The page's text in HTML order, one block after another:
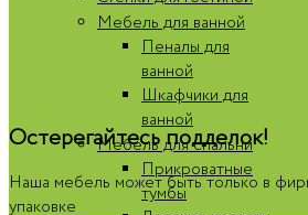
Мебель для ванной
Пеналы для
ванной
Шкафчики для
ванной
Мебель для спальни
Прикроватные
тумбы
Остерегайтесь подделок!
Наша мебель может быть только в
упаковке